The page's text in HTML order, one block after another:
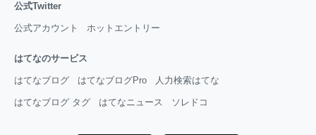
公式Twitter
公式アカウント ホットエントリー
はてなのサービス
はてなブログ はてなブログPro 人力検索はてな
はてなブログ タグ はてなニュース ソレドコ